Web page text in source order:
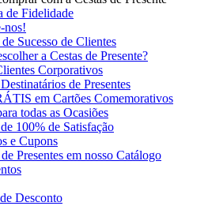
de Fidelidade
nos!
Sucesso de Clientes
a Cestas de Presente?
Corporativos
de Presentes
em Cartões Comemorativos
todas as Ocasiões
100% de Satisfação
e Cupons
Presentes em nosso Catálogo
Desconto